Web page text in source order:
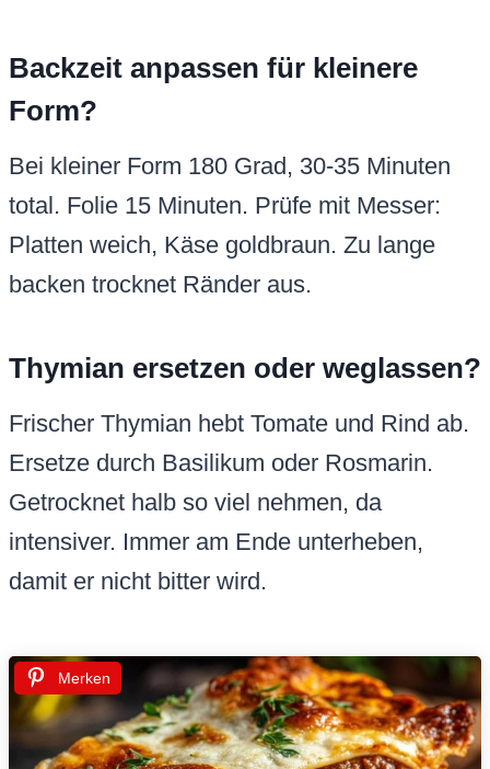
Backzeit anpassen für kleinere
Form?
Bei kleiner Form 180 Grad, 30-35 Minuten
total. Folie 15 Minuten. Prüfe mit Messer:
Platten weich, Käse goldbraun. Zu lange
backen trocknet Ränder aus.
Thymian ersetzen oder weglassen?
Frischer Thymian hebt Tomate und Rind ab.
Ersetze durch Basilikum oder Rosmarin.
Getrocknet halb so viel nehmen, da
intensiver. Immer am Ende unterheben,
damit er nicht bitter wird.
Merken